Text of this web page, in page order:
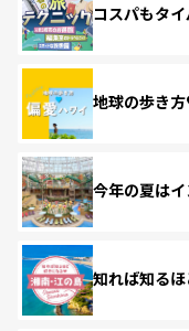
コスパもタ
地球の歩き
今年の夏はイ
知れば知る